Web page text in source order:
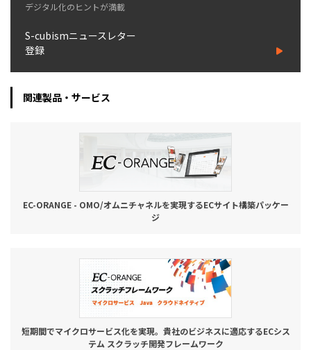
デジタル化のヒントが満載
S-cubismニュースレター
登録
関連製品・サービス
EC-ORANGE - OMO/オムニチャネルを実現するECサイト構築パッケー
ジ
短期間でマイクロサービス化を実現。貴社のビジネスに適応するECシス
テム スクラッチ開発フレームワーク